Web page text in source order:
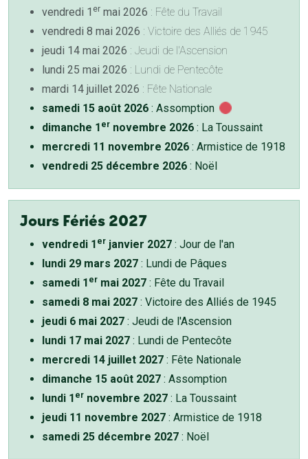
vendredi 1 er mai 2026 : Fête du Travail
vendredi 8 mai 2026 : Victoire des Alliés de 1945
jeudi 14 mai 2026 : Jeudi de l'Ascension
lundi 25 mai 2026 : Lundi de Pentecôte
mardi 14 juillet 2026 : Fête Nationale
samedi 15 août 2026 : Assomption
dimanche 1 er novembre 2026 : La Toussaint
mercredi 11 novembre 2026 : Armistice de 1918
vendredi 25 décembre 2026 : Noël
Jours Fériés 2027
vendredi 1 er janvier 2027 : Jour de l'an
lundi 29 mars 2027 : Lundi de Pâques
samedi 1 er mai 2027 : Fête du Travail
samedi 8 mai 2027 : Victoire des Alliés de 1945
jeudi 6 mai 2027 : Jeudi de l'Ascension
lundi 17 mai 2027 : Lundi de Pentecôte
mercredi 14 juillet 2027 : Fête Nationale
dimanche 15 août 2027 : Assomption
lundi 1 er novembre 2027 : La Toussaint
jeudi 11 novembre 2027 : Armistice de 1918
samedi 25 décembre 2027 : Noël